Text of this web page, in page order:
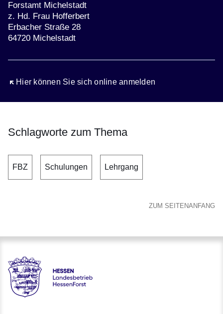
Forstamt Michelstadt
z. Hd. Frau Hofferbert
Erbacher Straße 28
64720 Michelstadt
Hier können Sie sich online anmelden
Öffnet sich in einem neuen Fenster
Schlagworte zum Thema
FBZ Schulungen Lehrgang
ZUM SEITENANFANG
Hessen - Landesbetrieb HessenForst